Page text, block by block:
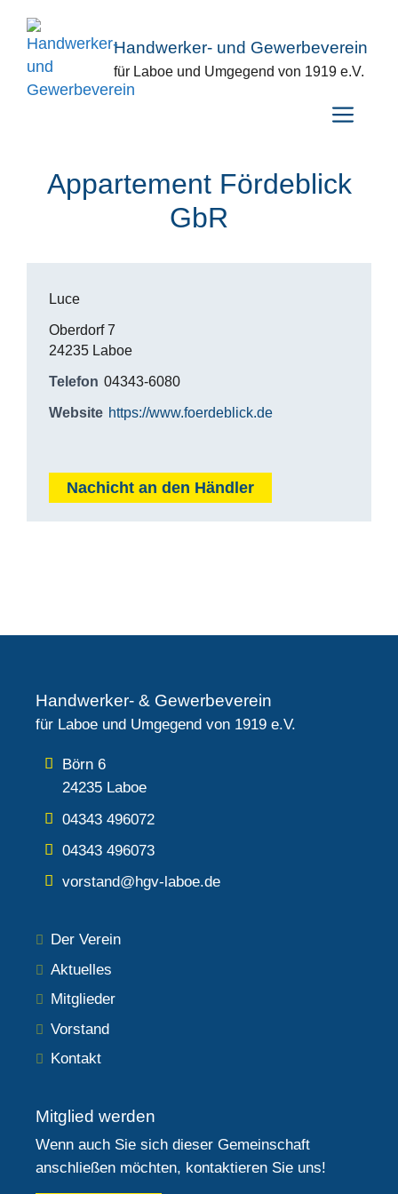
Inhalt
springen
Handwerker- und Gewerbeverein
für Laboe und Umgegend von 1919 e.V.
Menü
Appartement Fördeblick
GbR
Luce
Oberdorf 7
24235 Laboe
Telefon 04343-6080
Website https://www.foerdeblick.de
Nachicht an den Händler
Handwerker- & Gewerbeverein
für Laboe und Umgegend von 1919 e.V.
Börn 6
24235 Laboe
04343 496072
04343 496073
vorstand@hgv-laboe.de
Der Verein
Aktuelles
Mitglieder
Vorstand
Kontakt
Mitglied werden
Wenn auch Sie sich dieser Gemeinschaft
anschließen möchten, kontaktieren Sie uns!